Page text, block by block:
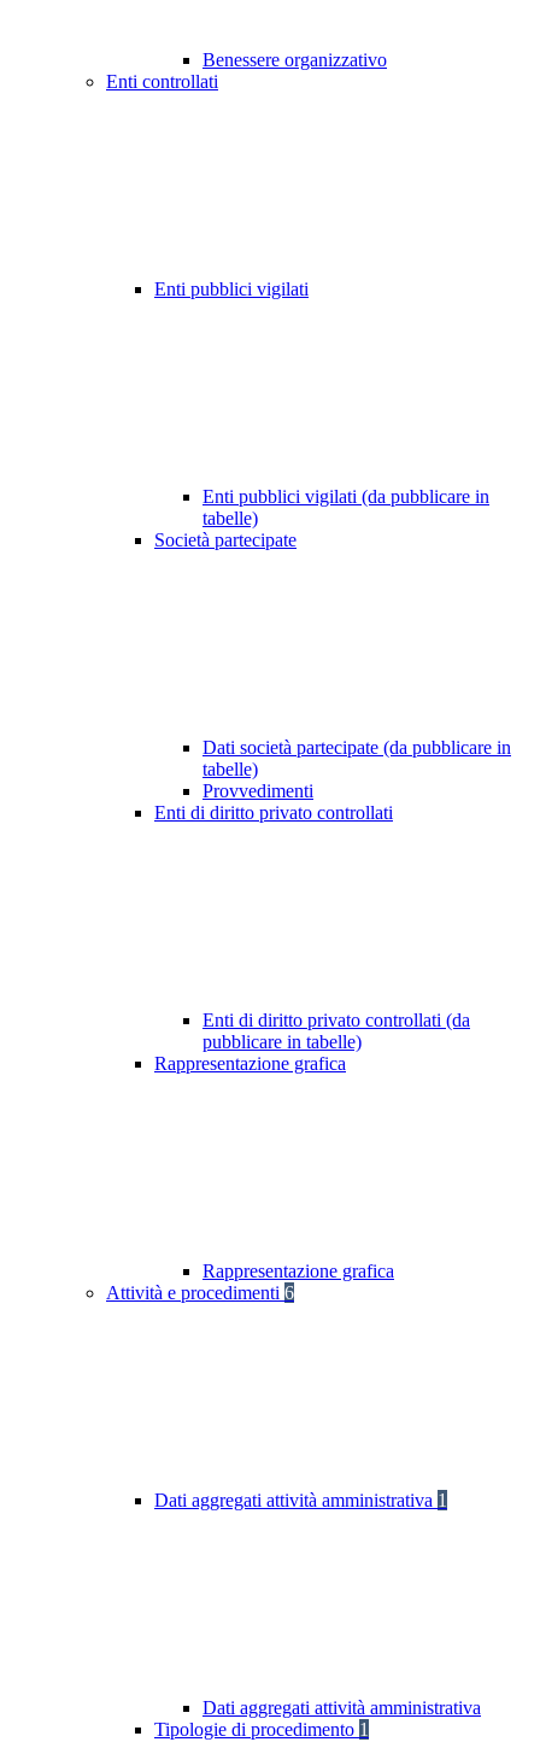
Benessere organizzativo
Enti controllati
Enti pubblici vigilati
Enti pubblici vigilati (da pubblicare in
tabelle)
Società partecipate
Dati società partecipate (da pubblicare in
tabelle)
Provvedimenti
Enti di diritto privato controllati
Enti di diritto privato controllati (da
pubblicare in tabelle)
Rappresentazione grafica
Rappresentazione grafica
Attività e procedimenti 6
Dati aggregati attività amministrativa 1
Dati aggregati attività amministrativa
Tipologie di procedimento 1